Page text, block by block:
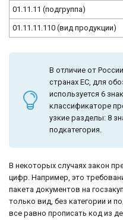
01.11.11 (подгруппа)
01.11.11.110 (вид продукции)
В отличие от
странах ЕС, для
используется 6
классификаторе
узкие разделы: 8
подкатегория.
В некоторых случаях закон
цифр. Например, это
пакета документов на
только вид, без категории и
все равно прописать код из